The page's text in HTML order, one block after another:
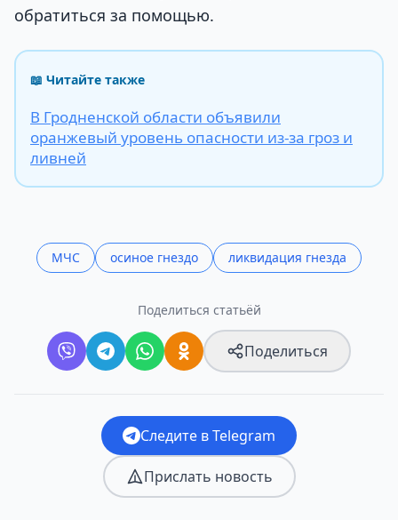
обратиться за помощью.
📖 Читайте также
В Гродненской области объявили
оранжевый уровень опасности из-за гроз и
ливней
МЧС осиное гнездо ликвидация гнезда
Поделиться статьёй
Поделиться
Следите в Telegram
Прислать новость